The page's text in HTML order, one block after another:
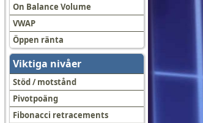
On Balance Volume
VWAP
Öppen ränta
Viktiga nivåer
Stöd / motstånd
Pivotpoäng
Fibonacci retracements